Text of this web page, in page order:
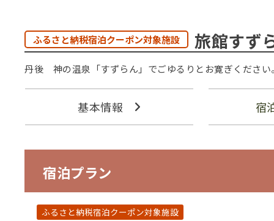
ふるさと納税宿泊クーポン対象施設 旅館すず
丹後 神の温泉「すずらん」でごゆるりとお寛ぎください。
基本情報 宿
宿泊プラン
ふるさと納税宿泊クーポン対象施設